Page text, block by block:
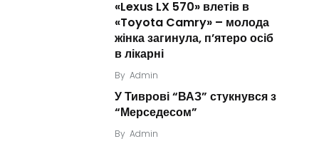
«Lexus LX 570» влетів в
«Toyota Camry» – молода
жінка загинула, п’ятеро осіб
в лікарні
By Admin
У Тиврові “ВАЗ” стукнувся з
“Мерседесом”
By Admin